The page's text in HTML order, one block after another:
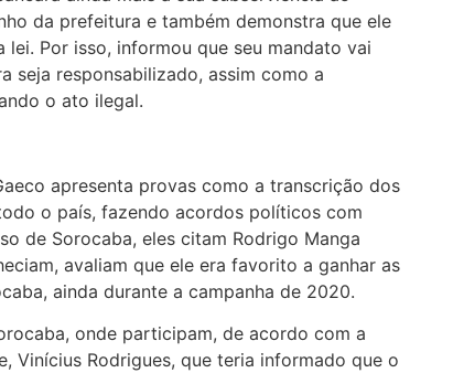
da prefeitura e também demonstra que ele
Por isso, informou que seu mandato vai
seja responsabilizado, assim como a
o ato ilegal.
apresenta provas como a transcrição dos
o país, fazendo acordos políticos com
de Sorocaba, eles citam Rodrigo Manga
avaliam que ele era favorito a ganhar as
ainda durante a campanha de 2020.
onde participam, de acordo com a
Vinícius Rodrigues, que teria informado que o